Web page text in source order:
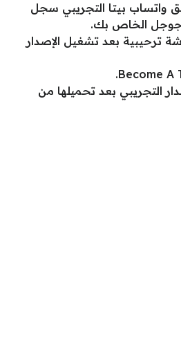
واتساب بيتا التجريبي سجل
الخاص بك.
ترحيبية بعد تشغيل الإصدار
التجريبي بعد تحميلها من